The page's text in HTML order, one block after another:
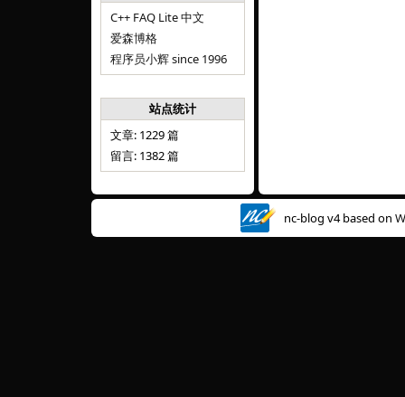
C++ FAQ Lite 中文
爱森博格
程序员小辉 since 1996
站点统计
文章: 1229 篇
留言: 1382 篇
nc-blog v4 based on